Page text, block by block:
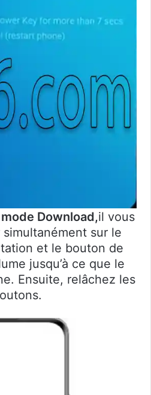
Download,il vous
simultanément sur le
et le bouton de
jusqu’à ce que le
Ensuite, relâchez les